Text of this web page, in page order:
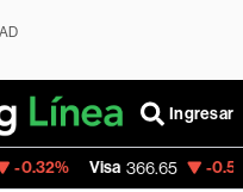
Ingresar
366.65 -0.51%